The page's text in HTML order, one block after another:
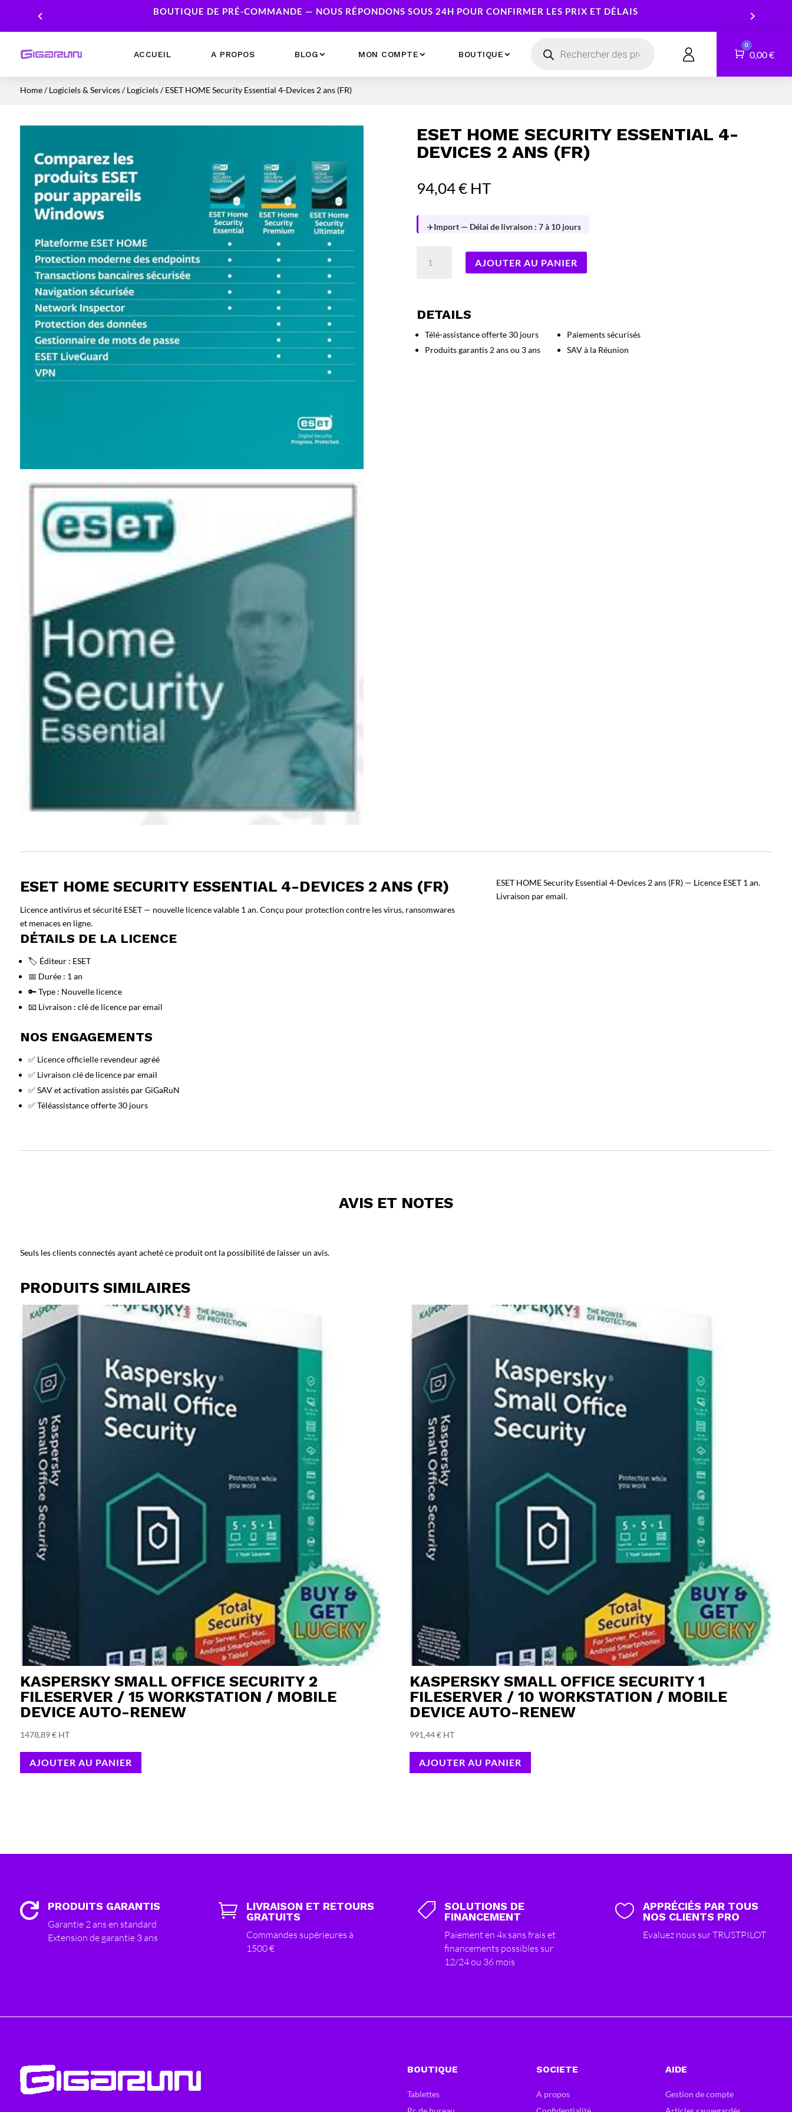
BOUTIQUE DE PRÉ-COMMANDE — NOUS RÉPONDONS SOUS 24H POUR CONFIRMER LES PRIX ET DÉLAIS
ACCUEIL A PROPOS BLOG MON COMPTE BOUTIQUE CONTACT
produits
Panier
0
0,00€
Home/Logiciels & Services/Logiciels/ ESET HOME Security Essential 4-Devices 2 ans (FR)
ESET HOME SECURITY ESSENTIAL 4-
DEVICES 2 ANS (FR)
94,04€ HT
✈️Import — Délai de livraison : 7 à 10 jours
Essential
4-
Devices
AJOUTER AU PANIER
DETAILS
Télé-assistance offerte 30 jours
Produits garantis 2 ans ou 3 ans
Paiements sécurisés
SAV à la Réunion
ESET HOME SECURITY ESSENTIAL 4-DEVICES 2 ANS (FR)
Licence antivirus et sécurité ESET — nouvelle licence valable 1 an. Conçu pour protection contre les virus, ransomwares
et menaces en ligne.
DÉTAILS DE LA LICENCE
🏷️ Éditeur : ESET
📅 Durée : 1 an
🔑 Type : Nouvelle licence
📧 Livraison : clé de licence par email
NOS ENGAGEMENTS
✅ Licence officielle revendeur agréé
✅ Livraison clé de licence par email
✅ SAV et activation assistés par GiGaRuN
✅ Téléassistance offerte 30 jours
ESET HOME Security Essential 4-Devices 2 ans (FR) — Licence ESET 1 an.
Livraison par email.
AVIS ET NOTES
Seuls les clients connectés ayant acheté ce produit ont la possibilité de laisser un avis.
PRODUITS SIMILAIRES
KASPERSKY SMALL OFFICE SECURITY 2
FILESERVER / 15 WORKSTATION / MOBILE
DEVICE AUTO-RENEW
1478,89€ HT
AJOUTER AU PANIER
KASPERSKY SMALL OFFICE SECURITY 1
FILESERVER / 10 WORKSTATION / MOBILE
DEVICE AUTO-RENEW
991,44€ HT
AJOUTER AU PANIER
 PRODUITS GARANTIS
Garantie 2 ans en standard
Extension de garantie 3 ans

LIVRAISON ET RETOURS
GRATUITS
Commandes supérieures à
1500 €

SOLUTIONS DE
FINANCEMENT
Paiement en 4x sans frais et
financements possibles sur
12/24 ou 36 mois

APPRÉCIÉS PAR TOUS
NOS CLIENTS PRO
Evaluez nous sur TRUSTPILOT
BOUTIQUE
Tablettes
SOCIETE
A propos
AIDE
Gestion de compte
Ordinateurs Fixes
Carte Graphique
Cartes mères
Accessoires
Caméras & Sécurité
Réseau
Onduleurs
Tablettes
Montres connectées
Services